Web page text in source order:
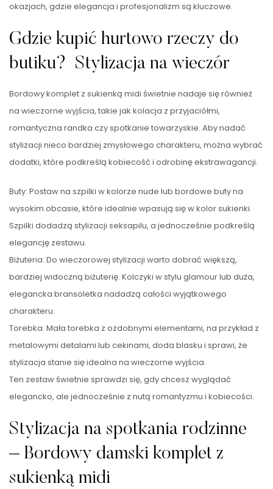
okazjach, gdzie elegancja i profesjonalizm są kluczowe.
Gdzie kupić hurtowo rzeczy do
butiku? Stylizacja na wieczór
Bordowy komplet z sukienką midi świetnie nadaje się również
na wieczorne wyjścia, takie jak kolacja z przyjaciółmi,
romantyczna randka czy spotkanie towarzyskie. Aby nadać
stylizacji nieco bardziej zmysłowego charakteru, można wybrać
dodatki, które podkreślą kobiecość i odrobinę ekstrawagancji.
Buty: Postaw na szpilki w kolorze nude lub bordowe buty na
wysokim obcasie, które idealnie wpasują się w kolor sukienki.
Szpilki dodadzą stylizacji seksapilu, a jednocześnie podkreślą
elegancję zestawu.
Biżuteria: Do wieczorowej stylizacji warto dobrać większą,
bardziej widoczną biżuterię. Kolczyki w stylu glamour lub duża,
elegancka bransoletka nadadzą całości wyjątkowego
charakteru.
Torebka: Mała torebka z ozdobnymi elementami, na przykład z
metalowymi detalami lub cekinami, doda blasku i sprawi, że
stylizacja stanie się idealna na wieczorne wyjścia.
Ten zestaw świetnie sprawdzi się, gdy chcesz wyglądać
elegancko, ale jednocześnie z nutą romantyzmu i kobiecości.
Stylizacja na spotkania rodzinne
– Bordowy damski komplet z
sukienką midi